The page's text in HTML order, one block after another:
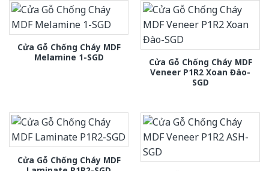
Cửa Gỗ Chống Cháy MDF
Melamine 1-SGD
Cửa Gỗ Chống Cháy MDF
Veneer P1R2 Xoan Đào-
SGD
Cửa Gỗ Chống Cháy MDF